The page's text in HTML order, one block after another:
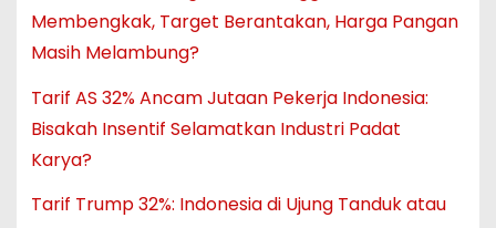
Membengkak, Target Berantakan, Harga Pangan
Masih Melambung?
Tarif AS 32% Ancam Jutaan Pekerja Indonesia:
Bisakah Insentif Selamatkan Industri Padat
Karya?
Tarif Trump 32%: Indonesia di Ujung Tanduk atau